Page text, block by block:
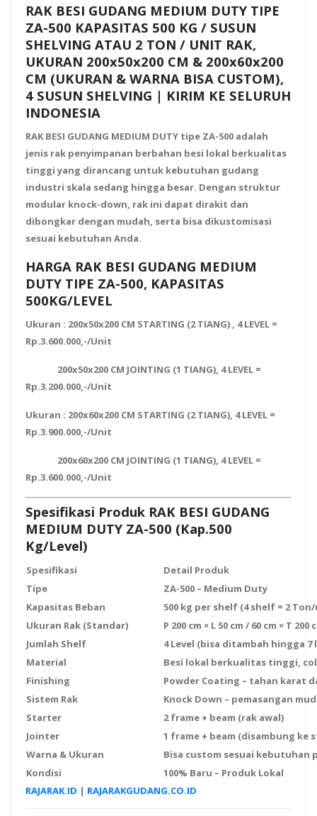
RAK BESI GUDANG MEDIUM DUTY TIPE
ZA-500 KAPASITAS 500 KG / SUSUN
SHELVING ATAU 2 TON / UNIT RAK,
UKURAN 200x50x200 CM & 200x60x200
CM (UKURAN & WARNA BISA CUSTOM),
4 SUSUN SHELVING | KIRIM KE SELURUH
INDONESIA
RAK BESI GUDANG MEDIUM DUTY tipe ZA-500 adalah
jenis rak penyimpanan berbahan besi lokal berkualitas
tinggi yang dirancang untuk kebutuhan gudang
industri skala sedang hingga besar. Dengan struktur
modular knock-down, rak ini dapat dirakit dan
dibongkar dengan mudah, serta bisa dikustomisasi
sesuai kebutuhan Anda.
HARGA RAK BESI GUDANG MEDIUM
DUTY TIPE ZA-500, KAPASITAS
500KG/LEVEL
Ukuran : 200x50x200 CM STARTING (2 TIANG) , 4 LEVEL =
Rp.3.600.000,-/Unit
200x50x200 CM JOINTING (1 TIANG), 4 LEVEL =
Rp.3.200.000,-/Unit
Ukuran : 200x60x200 CM STARTING (2 TIANG), 4 LEVEL =
Rp.3.900.000,-/Unit
200x60x200 CM JOINTING (1 TIANG), 4 LEVEL =
Rp.3.600.000,-/Unit
Spesifikasi Produk RAK BESI GUDANG
MEDIUM DUTY ZA-500 (Kap.500
Kg/Level)
Spesifikasi
Detail Produk
Tipe
ZA-500 – Medium Duty
Kapasitas Beban
500 kg per shelf (4 shelf = 2
Ukuran Rak (Standar)
P 200 cm × L 50 cm / 60 cm × T 200
Jumlah Shelf
4 Level (bisa ditambah hingga 7
Material
Besi lokal berkualitas tinggi,
Finishing
Powder Coating – tahan karat
Sistem Rak
Knock Down – pemasangan
Starter
2 frame + beam (rak awal)
Jointer
1 frame + beam (disambung ke
Warna & Ukuran
Bisa custom sesuai kebutuhan
Kondisi
100% Baru – Produk Lokal
RAJARAK.ID | RAJARAKGUDANG.CO.ID